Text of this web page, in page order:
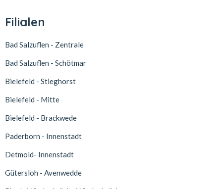
Filialen
Bad Salzuflen - Zentrale
Bad Salzuflen - Schötmar
Bielefeld - Stieghorst
Bielefeld - Mitte
Bielefeld - Brackwede
Paderborn - Innenstadt
Detmold- Innenstadt
Gütersloh - Avenwedde